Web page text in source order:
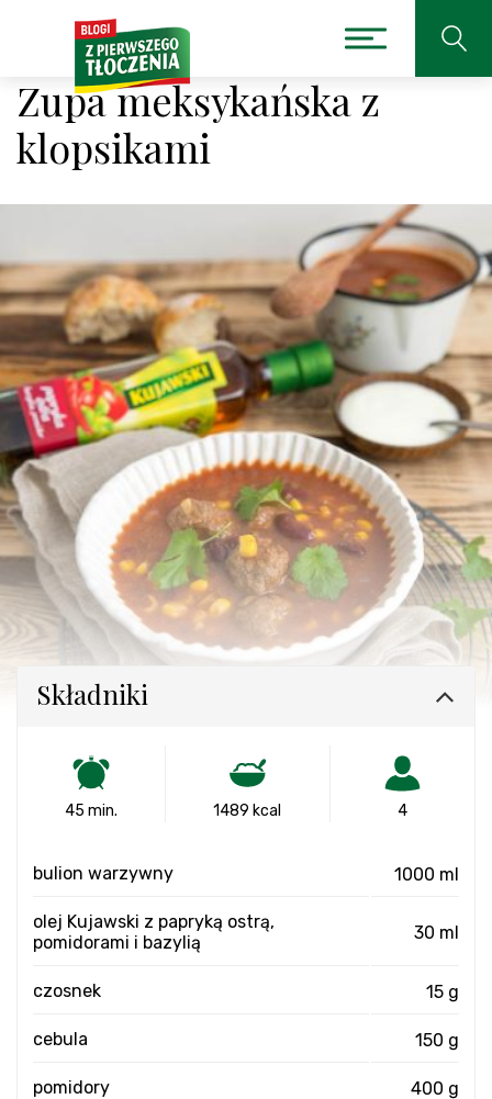
Zupa meksykańska z
klopsikami
Składniki
45 min. 1489 kcal 4
bulion warzywny 1000 ml
olej Kujawski z papryką ostrą,
pomidorami i bazylią
30 ml
czosnek 15 g
cebula 150 g
pomidory 400 g